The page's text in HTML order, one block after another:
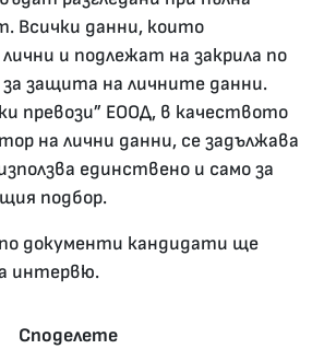
Всички данни, които
и подлежат на закрила по
за защита на личните данни.
превози” ЕООД, в качеството
на лични данни, се задължава
единствено и само зa
подбор.
документи кандидати ще
интервю.
Споделете